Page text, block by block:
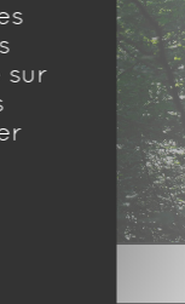
sur